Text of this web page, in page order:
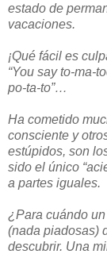
estado de
vacaciones.
¡Qué fácil es
“You say to-ma-
po-ta-to”…
Ha cometido
consciente y
estúpidos, son
sido el único
a partes iguales.
¿Para cuándo
(nada piadosas)
descubrir. Una